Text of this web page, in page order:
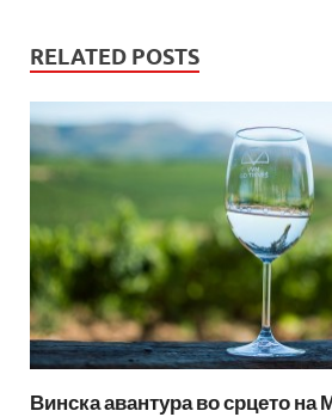
RELATED POSTS
Винска авантура во срцето на